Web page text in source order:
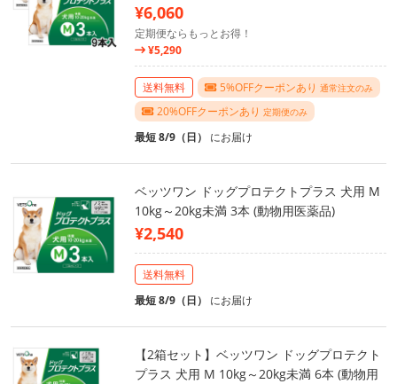
¥6,060
定期便ならもっとお得！
¥5,290
送料無料 5%OFFクーポンあり 通常注文のみ
20%OFFクーポンあり 定期便のみ
最短 8/9（日） にお届け
ベッツワン ドッグプロテクトプラス 犬用 M
10kg～20kg未満 3本 (動物用医薬品)
¥2,540
送料無料
最短 8/9（日） にお届け
【2箱セット】ベッツワン ドッグプロテクト
プラス 犬用 M 10kg～20kg未満 6本 (動物用